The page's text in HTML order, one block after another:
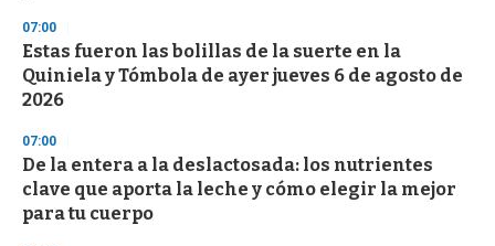
07:00
Estas fueron las bolillas de la suerte en la
Quiniela y Tómbola de ayer jueves 6 de agosto de
2026
07:00
De la entera a la deslactosada: los nutrientes
clave que aporta la leche y cómo elegir la mejor
para tu cuerpo